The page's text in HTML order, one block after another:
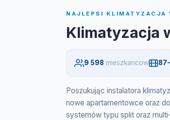
NAJLEPSI
Klimatyzacja
9 598 mieszkancow
Poszukując instalatora
nowe apartamentowce oraz
systemów typu split oraz